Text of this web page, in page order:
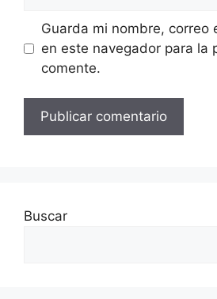
Guarda mi nombre, correo
en este navegador para la
comente.
Buscar